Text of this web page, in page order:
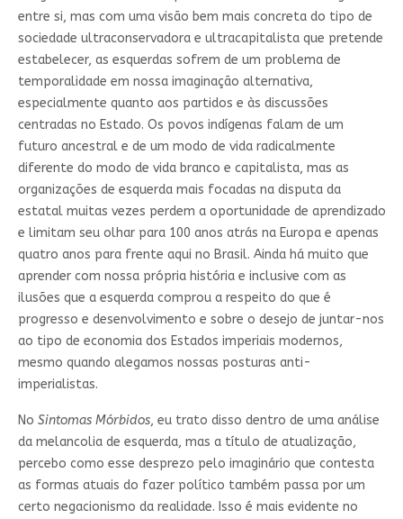
entre si, mas com uma visão bem mais concreta do tipo de
sociedade ultraconservadora e ultracapitalista que pretende
estabelecer, as esquerdas sofrem de um problema de
temporalidade em nossa imaginação alternativa,
especialmente quanto aos partidos e às discussões
centradas no Estado. Os povos indígenas falam de um
futuro ancestral e de um modo de vida radicalmente
diferente do modo de vida branco e capitalista, mas as
organizações de esquerda mais focadas na disputa da
estatal muitas vezes perdem a oportunidade de aprendizado
e limitam seu olhar para 100 anos atrás na Europa e apenas
quatro anos para frente aqui no Brasil. Ainda há muito que
aprender com nossa própria história e inclusive com as
ilusões que a esquerda comprou a respeito do que é
progresso e desenvolvimento e sobre o desejo de juntar-nos
ao tipo de economia dos Estados imperiais modernos,
mesmo quando alegamos nossas posturas anti-
imperialistas.
No Sintomas Mórbidos, eu trato disso dentro de uma análise
da melancolia de esquerda, mas a título de atualização,
percebo como esse desprezo pelo imaginário que contesta
as formas atuais do fazer político também passa por um
certo negacionismo da realidade. Isso é mais evidente no